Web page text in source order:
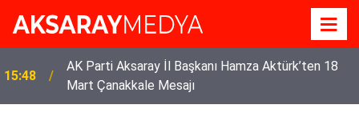
15:48
AK Parti Aksaray İl Başkanı Hamza Aktürk’ten 18
Mart Çanakkale Mesajı